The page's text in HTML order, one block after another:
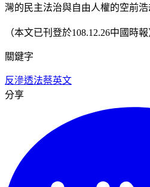
灣的民主法治與自由人權的空前
（本文已刊登於108.12.26中國時報
關鍵字
反滲透法蔡英文
分享